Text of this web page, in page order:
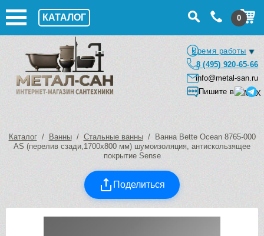
КАТАЛОГ 0
Время работы
8 (495) 920-65-66
info@metal-san.ru
Пишите в
Каталог/ Ванны/ Стальные ванны/ Ванна Bette Ocean 8765-000
AS (перелив сзади,1700х800 мм) шумоизоляция, антискользящее
покрытие Sense
Поделиться